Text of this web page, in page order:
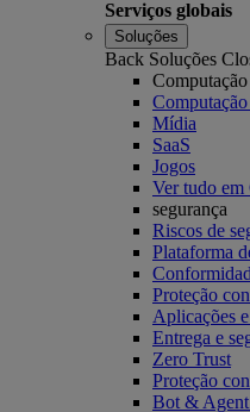
Serviços globais
Soluções
Back Soluções
Mídia
SaaS
Jogos
Ver tudo em
segurança
Riscos de
Plataforma
Proteção
Aplicações
Entrega e
Zero Trust
Proteção
Bot &